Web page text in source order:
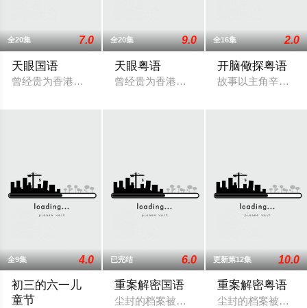
全20集 7.0
天眼国语
曾经贵为香港重案组高级督察的司徒舜（郑嘉颖 饰）过于依赖
全20集 9.0
天眼粤语
曾经贵为香港重案组高级督察的司徒舜（
全16集 2.0
开脑儆探粤语
故事以主角辛纪元
全9集 4.0
初三的六一儿
童节
已完结 6.0
重案解密国语
尘封的档案被翻开，紧张感扑面而来。当
更新第12集 10.0
重案解密粤语
尘封的档案被翻开